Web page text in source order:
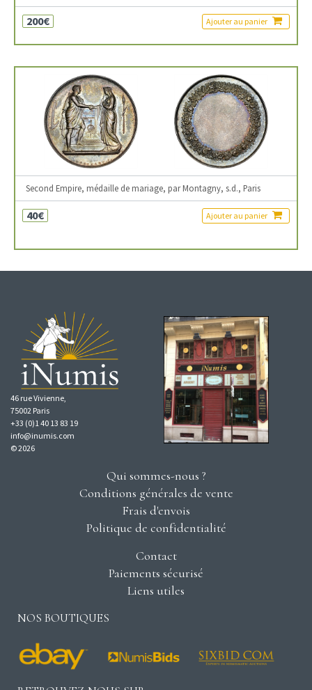
200€ Ajouter au panier
Second Empire, médaille de mariage, par Montagny, s.d., Paris
40€ Ajouter au panier
46 rue Vivienne,
75002 Paris
+33 (0)1 40 13 83 19
info@inumis.com
© 2026
Qui sommes-nous ?
Conditions générales de vente
Frais d'envois
Politique de confidentialité
Contact
Paiements sécurisé
Liens utiles
NOS BOUTIQUES